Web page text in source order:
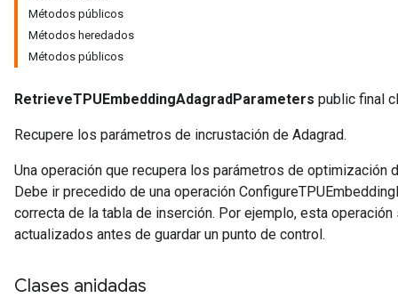
Métodos públicos
Métodos heredados
Métodos públicos
RetrieveTPUEmbeddingAdagradParameters public final
Recupere los parámetros de incrustación de Adagrad.
Una operación que recupera los parámetros de optimización
Debe ir precedido de una operación
correcta de la tabla de inserción. Por ejemplo, esta
actualizados antes de guardar un punto de control.
Clases anidadas